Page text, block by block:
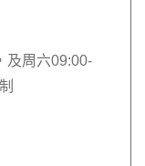
及周六09:00-